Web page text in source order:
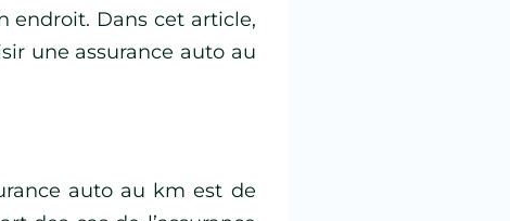
endroit. Dans cet article,
une assurance auto au
auto au km est de